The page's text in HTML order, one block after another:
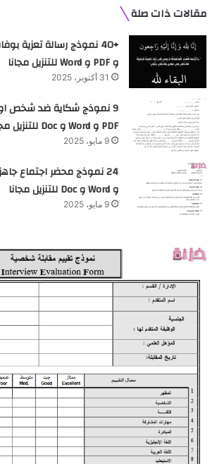
مقالات ذات صلة
و PDF و Word للتنزيل مجانا
31 أكتوبر، 2025
9 نموذج شكاية ضد شخص
PDF و Word و Doc للتنزيل مجانا
9 مايو، 2025
و Word و Doc للتنزيل مجانا
9 مايو، 2025